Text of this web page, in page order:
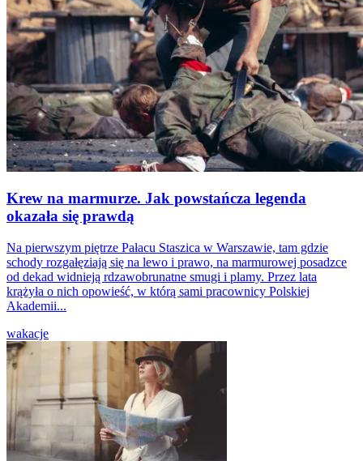
Krew na marmurze. Jak powstańcza legenda
okazała się prawdą
Na pierwszym piętrze Pałacu Staszica w Warszawie, tam gdzie
schody rozgałęziają się na lewo i prawo, na marmurowej posadzce
od dekad widnieją rdzawobrunatne smugi i plamy. Przez lata
krążyła o nich opowieść, w którą sami pracownicy Polskiej
Akademii...
wakacje